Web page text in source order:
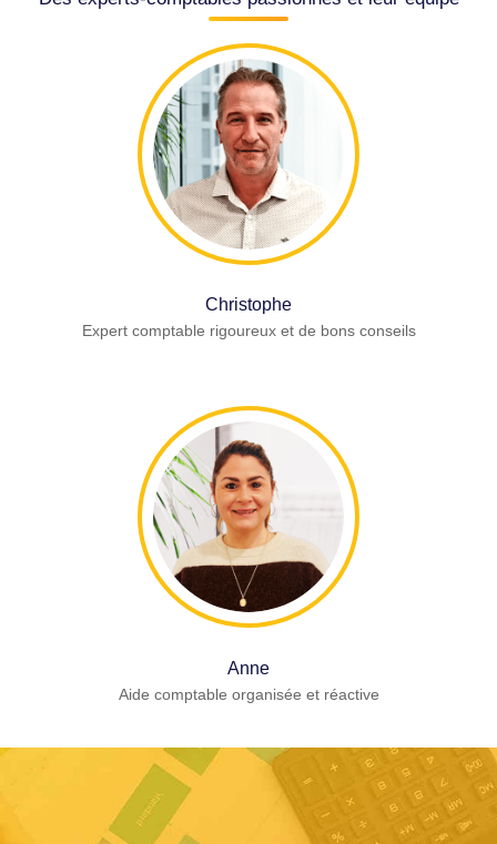
Christophe
Expert comptable rigoureux et de bons conseils
Anne
Aide comptable organisée et réactive